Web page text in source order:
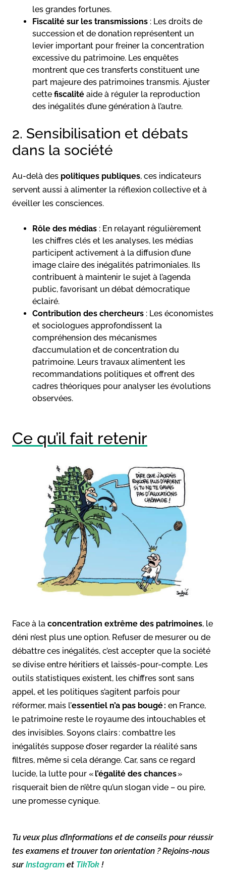
les grandes fortunes.
Fiscalité sur les transmissions : Les droits de
succession et de donation représentent un
levier important pour freiner la concentration
excessive du patrimoine. Les enquêtes
montrent que ces transferts constituent une
part majeure des patrimoines transmis. Ajuster
cette fiscalité aide à réguler la reproduction
des inégalités d’une génération à l’autre.
2. Sensibilisation et débats
dans la société
Au-delà des politiques publiques, ces indicateurs
servent aussi à alimenter la réflexion collective et à
éveiller les consciences.
Rôle des médias : En relayant régulièrement
les chiffres clés et les analyses, les médias
participent activement à la diffusion d’une
image claire des inégalités patrimoniales. Ils
contribuent à maintenir le sujet à l’agenda
public, favorisant un débat démocratique
éclairé.
Contribution des chercheurs : Les économistes
et sociologues approfondissent la
compréhension des mécanismes
d’accumulation et de concentration du
patrimoine. Leurs travaux alimentent les
recommandations politiques et offrent des
cadres théoriques pour analyser les évolutions
observées.
Ce qu’il fait retenir
Face à la concentration extrême des patrimoines, le
déni n’est plus une option. Refuser de mesurer ou de
débattre ces inégalités, c’est accepter que la société
se divise entre héritiers et laissés-pour-compte. Les
outils statistiques existent, les chiffres sont sans
appel, et les politiques s’agitent parfois pour
réformer, mais l’essentiel n’a pas bougé : en France,
le patrimoine reste le royaume des intouchables et
des invisibles. Soyons clairs : combattre les
inégalités suppose d’oser regarder la réalité sans
filtres, même si cela dérange. Car, sans ce regard
lucide, la lutte pour « l’égalité des chances»
risquerait bien de n’être qu’un slogan vide – ou pire,
une promesse cynique.
Tu veux plus d’informations et de conseils pour réussir
tes examens et trouver ton orientation ? Rejoins-nous
surInstagram et TikTok !